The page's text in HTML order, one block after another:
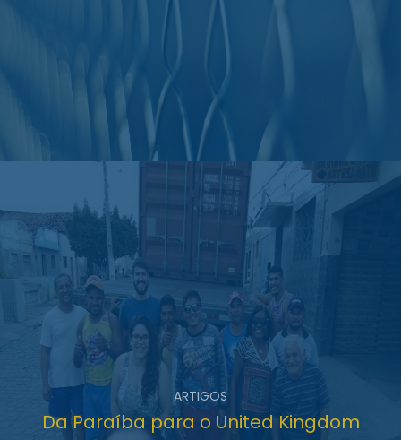
ARTIGOS
Da Paraíba para o United Kingdom